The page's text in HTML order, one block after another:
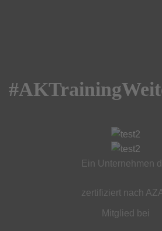
Ein Unternehmen
zertifiziert nach
Mitglied bei